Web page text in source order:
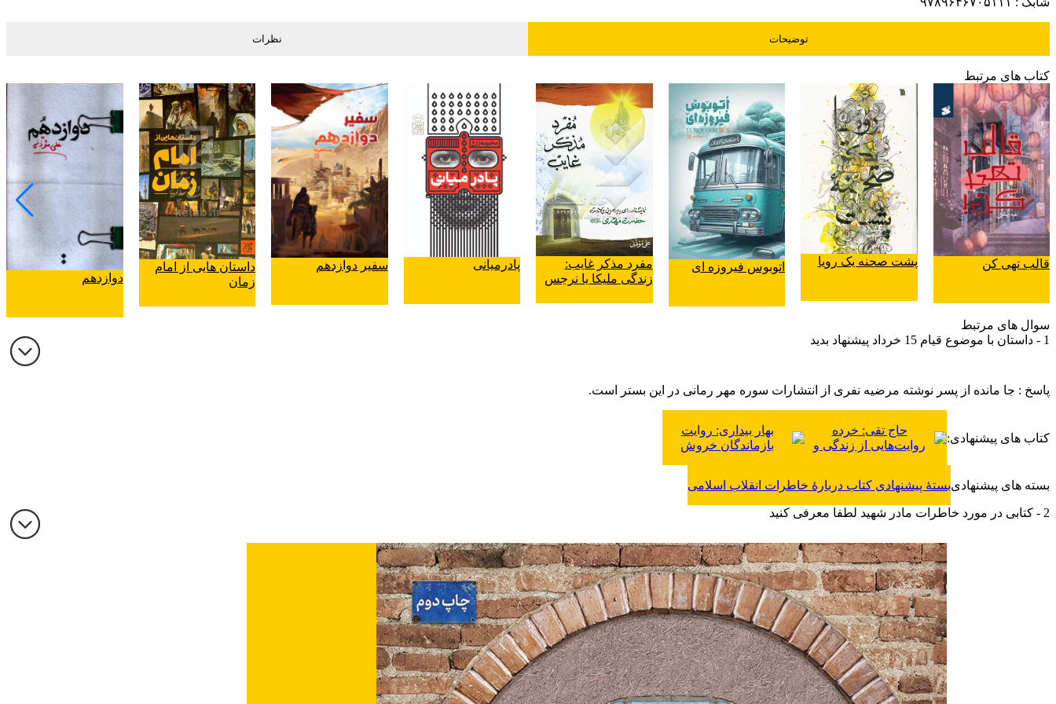
توضیحات نظرات
کتاب های مرتبط
قالب تهی کن پشت صحنه یک رویا اتوبوس فیروزه ای
مفرد مذکر غایب:
زندگی ملیکا یا نرجس
پادرمیانی سفیر دوازدهم
داستان هایی از امام
زمان
دوازدهم
سوال های مرتبط
1 - داستان با موضوع قیام 15 خرداد پیشنهاد بدید
پاسخ : جا مانده از پسر نوشته مرضیه نفری از انتشارات سوره مهر رمانی در این بستر است.
کتاب های پیشنهادی:
حاج تقی: خرده
روایت‌هایی از زندگی و
خرداد 1342
بهار بیداری: روایت
بازماندگان خروش
بسته های پیشنهادیبستۀ پیشنهادی کتاب دربارۀ خاطرات انقلاب اسلامی
2 - کتابی در مورد خاطرات مادر شهید لطفا معرفی کنید